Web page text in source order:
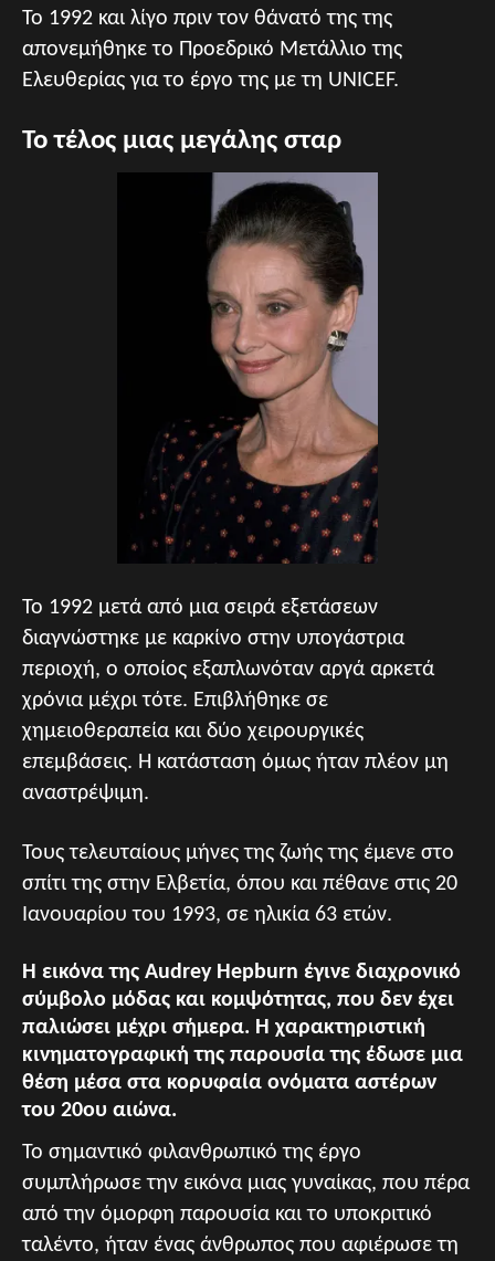
Το 1992 και λίγο πριν τον θάνατό της της
απονεμήθηκε το Προεδρικό Μετάλλιο της
Ελευθερίας για το έργο της με τη UNICEF.
Το τέλος μιας μεγάλης σταρ
Το 1992 μετά από μια σειρά εξετάσεων
διαγνώστηκε με καρκίνο στην υπογάστρια
περιοχή, ο οποίος εξαπλωνόταν αργά αρκετά
χρόνια μέχρι τότε. Επιβλήθηκε σε
χημειοθεραπεία και δύο χειρουργικές
επεμβάσεις. Η κατάσταση όμως ήταν πλέον μη
αναστρέψιμη.
Τους τελευταίους μήνες της ζωής της έμενε στο
σπίτι της στην Ελβετία, όπου και πέθανε στις 20
Ιανουαρίου του 1993, σε ηλικία 63 ετών.
Η εικόνα της Audrey Hepburn έγινε διαχρονικό
σύμβολο μόδας και κομψότητας, που δεν έχει
παλιώσει μέχρι σήμερα. Η χαρακτηριστική
κινηματογραφική της παρουσία της έδωσε μια
θέση μέσα στα κορυφαία ονόματα αστέρων
του 20ου αιώνα.
Το σημαντικό φιλανθρωπικό της έργο
συμπλήρωσε την εικόνα μιας γυναίκας, που πέρα
από την όμορφη παρουσία και το υποκριτικό
ταλέντο, ήταν ένας άνθρωπος που αφιέρωσε τη